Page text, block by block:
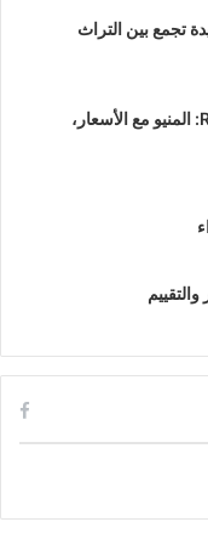
تجمع بين التراث
روليز الرياض Rowley’s: المنيو مع الأسعار،